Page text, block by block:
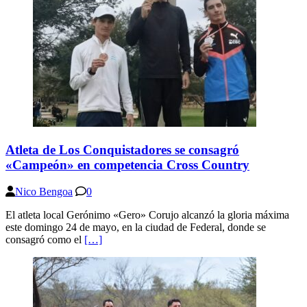
Atleta de Los Conquistadores se consagró
«Campeón» en competencia Cross Country
Nico Bengoa
0
El atleta local Gerónimo «Gero» Corujo alcanzó la gloria máxima
este domingo 24 de mayo, en la ciudad de Federal, donde se
consagró como el […]